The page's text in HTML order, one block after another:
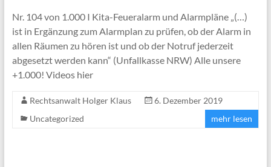
Nr. 104 von 1.000 I Kita-Feueralarm und Alarmpläne „(…)
ist in Ergänzung zum Alarmplan zu prüfen, ob der Alarm in
allen Räumen zu hören ist und ob der Notruf jederzeit
abgesetzt werden kann“ (Unfallkasse NRW) Alle unsere
+1.000! Videos hier
Rechtsanwalt Holger Klaus
6. Dezember 2019
Uncategorized
mehr lesen